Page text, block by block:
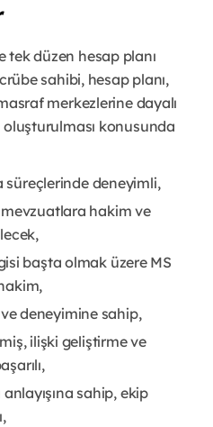
tek düzen hesap planı
sahibi, hesap planı,
merkezlerine dayalı
oluşturulması konusunda
süreçlerinde deneyimli,
hakim ve
başta olmak üzere MS
deneyimine sahip,
ilişki geliştirme ve
sahip, ekip